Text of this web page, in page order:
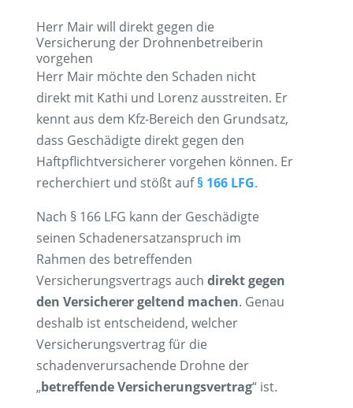
Herr Mair will direkt gegen die
Versicherung der Drohnenbetreiberin
vorgehen
Herr Mair möchte den Schaden nicht
direkt mit Kathi und Lorenz ausstreiten. Er
kennt aus dem Kfz-Bereich den Grundsatz,
dass Geschädigte direkt gegen den
Haftpflichtversicherer vorgehen können. Er
recherchiert und stößt auf§ 166 LFG.
Nach § 166 LFG kann der Geschädigte
seinen Schadenersatzanspruch im
Rahmen des betreffenden
Versicherungsvertrags auch direkt gegen
den Versicherer geltend machen. Genau
deshalb ist entscheidend, welcher
Versicherungsvertrag für die
schadenverursachende Drohne der
„betreffende Versicherungsvertrag“ ist.